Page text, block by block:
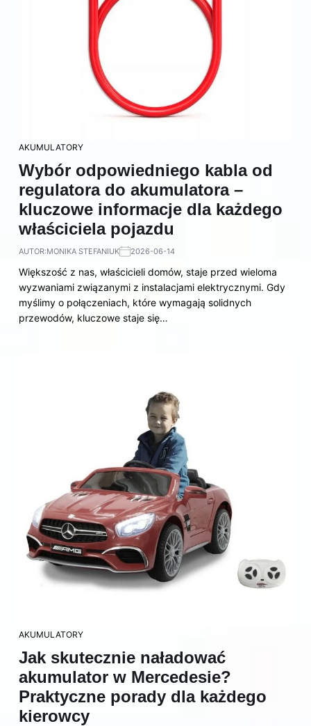
AKUMULATORY
Wybór odpowiedniego kabla od
regulatora do akumulatora –
kluczowe informacje dla każdego
właściciela pojazdu
AUTOR:MONIKA STEFANIUK 2026-06-14
Większość z nas, właścicieli domów, staje przed wieloma
wyzwaniami związanymi z instalacjami elektrycznymi. Gdy
myślimy o połączeniach, które wymagają solidnych
przewodów, kluczowe staje się…
AKUMULATORY
Jak skutecznie naładować
akumulator w Mercedesie?
Praktyczne porady dla każdego
kierowcy